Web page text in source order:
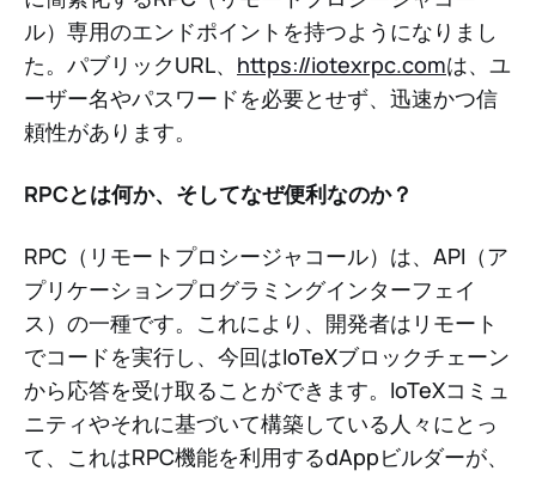
ル）専用のエンドポイントを持つようになりまし
た。パブリックURL、 https://iotexrpc.comは、ユ
ーザー名やパスワードを必要とせず、迅速かつ信
頼性があります。
RPCとは何か、そしてなぜ便利なのか？
RPC（リモートプロシージャコール）は、API（ア
プリケーションプログラミングインターフェイ
ス）の一種です。これにより、開発者はリモート
でコードを実行し、今回はIoTeXブロックチェーン
から応答を受け取ることができます。IoTeXコミュ
ニティやそれに基づいて構築している人々にとっ
て、これはRPC機能を利用するdAppビルダーが、